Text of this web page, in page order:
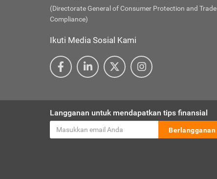
(Directorate General of Consumer Protection and Trade
Compliance)
Ikuti Media Sosial Kami
Langganan untuk mendapatkan tips finansial
Berlangganan